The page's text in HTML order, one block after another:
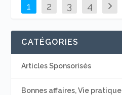
1 2 3 4
CATÉGORIES
Articles Sponsorisés
Bonnes affaires, Vie pratique